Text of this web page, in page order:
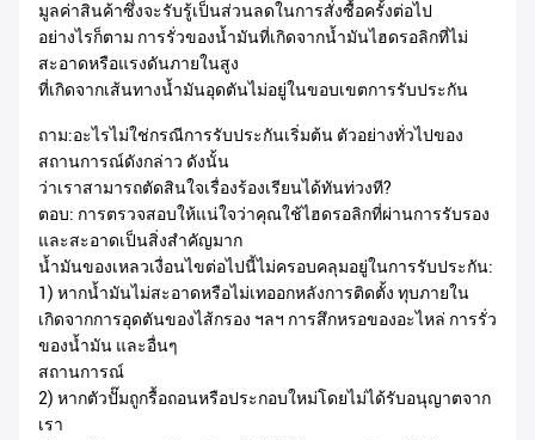
มูลค่าสินค้าซึ่งจะรับรู้เป็นส่วนลดในการสั่งซื้อครั้งต่อไป
อย่างไรก็ตาม การรั่วของน้ำมันที่เกิดจากน้ำมันไฮดรอลิกที่ไม่
สะอาดหรือแรงดันภายในสูง
ที่เกิดจากเส้นทางน้ำมันอุดตันไม่อยู่ในขอบเขตการรับประกัน
ถาม:อะไรไม่ใช่กรณีการรับประกันเริ่มต้น ตัวอย่างทั่วไปของ
สถานการณ์ดังกล่าว ดังนั้น
ว่าเราสามารถตัดสินใจเรื่องร้องเรียนได้ทันท่วงที?
ตอบ: การตรวจสอบให้แน่ใจว่าคุณใช้ไฮดรอลิกที่ผ่านการรับรอง
และสะอาดเป็นสิ่งสำคัญมาก
น้ำมันของเหลวเงื่อนไขต่อไปนี้ไม่ครอบคลุมอยู่ในการรับประกัน:
1) หากน้ำมันไม่สะอาดหรือไม่เทออกหลังการติดตั้ง ทุบภายใน
เกิดจากการอุดตันของไส้กรอง ฯลฯ การสึกหรอของอะไหล่ การรั่ว
ของน้ำมัน และอื่นๆ
สถานการณ์
2) หากตัวปั๊มถูกรื้อถอนหรือประกอบใหม่โดยไม่ได้รับอนุญาตจาก
เรา